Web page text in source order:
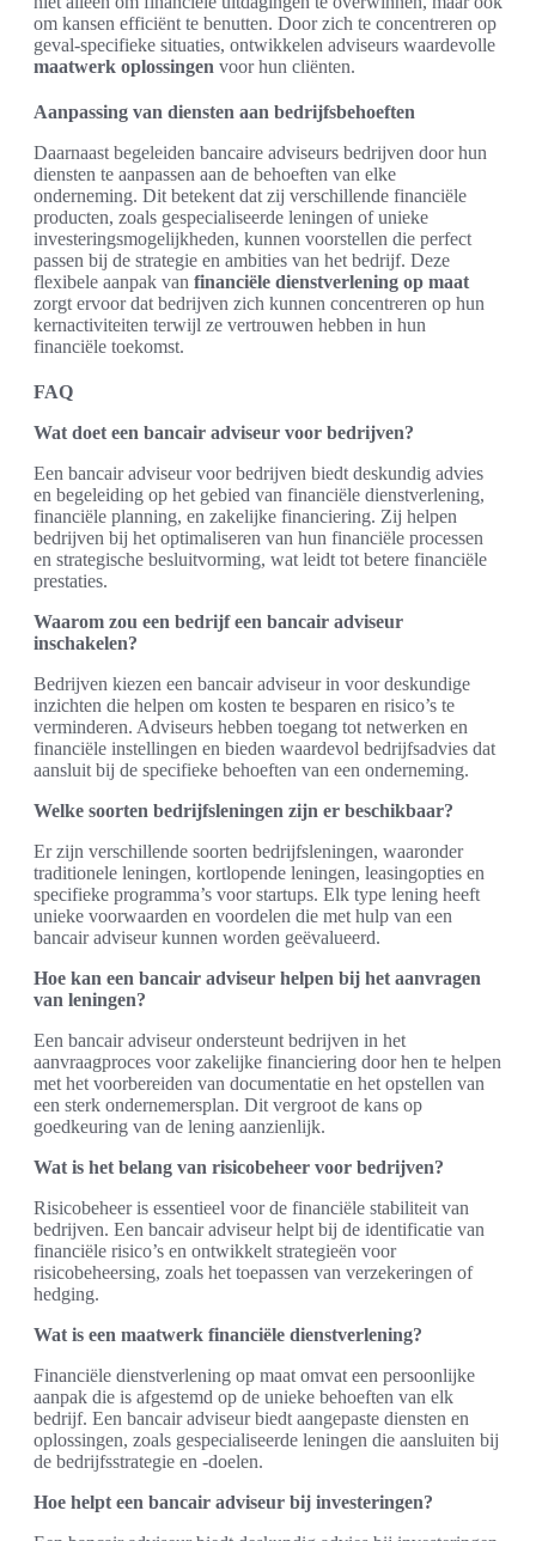
om kansen efficiënt te benutten. Door zich te concentreren op
geval-specifieke situaties, ontwikkelen adviseurs waardevolle
maatwerk oplossingen voor hun cliënten.
Aanpassing van diensten aan bedrijfsbehoeften
Daarnaast begeleiden bancaire adviseurs bedrijven door hun
diensten te aanpassen aan de behoeften van elke
onderneming. Dit betekent dat zij verschillende financiële
producten, zoals gespecialiseerde leningen of unieke
investeringsmogelijkheden, kunnen voorstellen die perfect
passen bij de strategie en ambities van het bedrijf. Deze
flexibele aanpak van financiële dienstverlening op maat
zorgt ervoor dat bedrijven zich kunnen concentreren op hun
kernactiviteiten terwijl ze vertrouwen hebben in hun
financiële toekomst.
FAQ
Wat doet een bancair adviseur voor bedrijven?
Een bancair adviseur voor bedrijven biedt deskundig advies
en begeleiding op het gebied van financiële dienstverlening,
financiële planning, en zakelijke financiering. Zij helpen
bedrijven bij het optimaliseren van hun financiële processen
en strategische besluitvorming, wat leidt tot betere financiële
prestaties.
Waarom zou een bedrijf een bancair adviseur
inschakelen?
Bedrijven kiezen een bancair adviseur in voor deskundige
inzichten die helpen om kosten te besparen en risico’s te
verminderen. Adviseurs hebben toegang tot netwerken en
financiële instellingen en bieden waardevol bedrijfsadvies dat
aansluit bij de specifieke behoeften van een onderneming.
Welke soorten bedrijfsleningen zijn er beschikbaar?
Er zijn verschillende soorten bedrijfsleningen, waaronder
traditionele leningen, kortlopende leningen, leasingopties en
specifieke programma’s voor startups. Elk type lening heeft
unieke voorwaarden en voordelen die met hulp van een
bancair adviseur kunnen worden geëvalueerd.
Hoe kan een bancair adviseur helpen bij het aanvragen
van leningen?
Een bancair adviseur ondersteunt bedrijven in het
aanvraagproces voor zakelijke financiering door hen te helpen
met het voorbereiden van documentatie en het opstellen van
een sterk ondernemersplan. Dit vergroot de kans op
goedkeuring van de lening aanzienlijk.
Wat is het belang van risicobeheer voor bedrijven?
Risicobeheer is essentieel voor de financiële stabiliteit van
bedrijven. Een bancair adviseur helpt bij de identificatie van
financiële risico’s en ontwikkelt strategieën voor
risicobeheersing, zoals het toepassen van verzekeringen of
hedging.
Wat is een maatwerk financiële dienstverlening?
Financiële dienstverlening op maat omvat een persoonlijke
aanpak die is afgestemd op de unieke behoeften van elk
bedrijf. Een bancair adviseur biedt aangepaste diensten en
oplossingen, zoals gespecialiseerde leningen die aansluiten bij
de bedrijfsstrategie en -doelen.
Hoe helpt een bancair adviseur bij investeringen?